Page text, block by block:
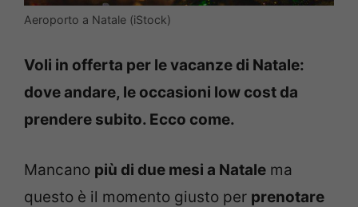
Aeroporto a Natale (iStock)
Voli in offerta per le vacanze di Natale:
dove andare, le occasioni low cost da
prendere subito. Ecco come.
Mancano più di due mesi a Natale ma
questo è il momento giusto per prenotare